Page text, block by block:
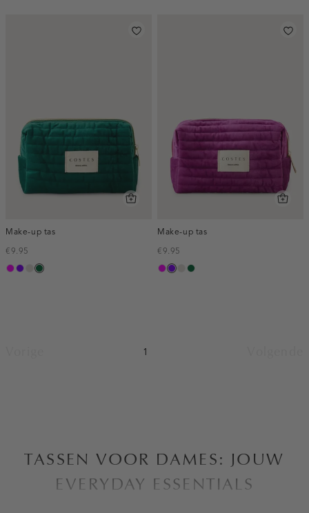
Make-up tas
€9.95
fuchsia
paars
kitdonkergroen
Make-up tas
€9.95
fuchsia
paars
kitdonkergroen
1
TASSEN VOOR DAMES: JOUW
EVERYDAY ESSENTIALS